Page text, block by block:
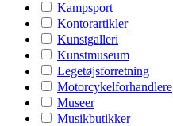
Kampsport
Kontorartikler
Kunstgalleri
Kunstmuseum
Legetøjsforretning
Motorcykelforhandlere
Museer
Musikbutikker